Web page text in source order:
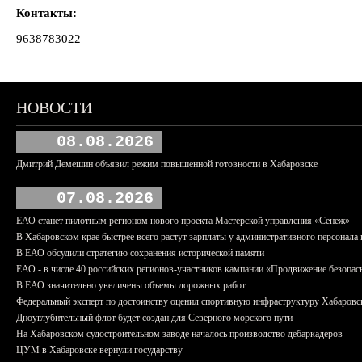
Контакты:
9638783022
НОВОСТИ
08.08.2026
Дмитрий Демешин объявил режим повышенной готовности в Хабаровске
07.08.2026
ЕАО станет пилотным регионом нового проекта Мастерской управления «Сенеж»
В Хабаровском крае быстрее всего растут зарплаты у административного персонала
В ЕАО обсудили стратегию сохранения исторической памяти
ЕАО - в числе 40 российских регионов-участников кампании «Продвижение
В ЕАО значительно увеличены объемы дорожных работ
Федеральный эксперт по достоинству оценил спортивную инфраструктуру
Дноуглубительный флот будет создан для Северного морского пути
На Хабаровском судостроительном заводе началось производство дебаркадеров
ЦУМ в Хабаровске вернули государству